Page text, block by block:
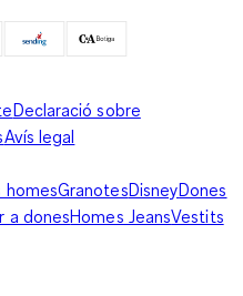
Declaració sobre
Avís legal
homesGranotesDisneyDones
a donesHomes JeansVestits